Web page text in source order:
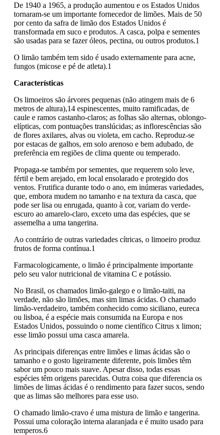
De 1940 a 1965, a produção aumentou e os Estados Unidos
tornaram-se um importante fornecedor de limões. Mais de 50
por cento da safra de limão dos Estados Unidos é
transformada em suco e produtos. A casca, polpa e sementes
são usadas para se fazer óleos, pectina, ou outros produtos.1
O limão também tem sido é usado externamente para acne,
fungos (micose e pé de atleta).1
Características
Os limoeiros são árvores pequenas (não atingem mais de 6
metros de altura),14 espinescentes, muito ramificadas, de
caule e ramos castanho-claros; as folhas são alternas, oblongo-
elípticas, com pontuações translúcidas; as inflorescências são
de flores axilares, alvas ou violeta, em cacho. Reproduz-se
por estacas de galhos, em solo arenoso e bem adubado, de
preferência em regiões de clima quente ou temperado.
Propaga-se também por sementes, que requerem solo leve,
fértil e bem arejado, em local ensolarado e protegido dos
ventos. Frutifica durante todo o ano, em inúmeras variedades,
que, embora mudem no tamanho e na textura da casca, que
pode ser lisa ou enrugada, quanto à cor, variam do verde-
escuro ao amarelo-claro, exceto uma das espécies, que se
assemelha a uma tangerina.
Ao contrário de outras variedades cítricas, o limoeiro produz
frutos de forma contínua.1
Farmacologicamente, o limão é principalmente importante
pelo seu valor nutricional de vitamina C e potássio.
No Brasil, os chamados limão-galego e o limão-taiti, na
verdade, não são limões, mas sim limas ácidas. O chamado
limão-verdadeiro, também conhecido como siciliano, eureca
ou lisboa, é a espécie mais consumida na Europa e nos
Estados Unidos, possuindo o nome científico Citrus x limon;
esse limão possui uma casca amarela.
As principais diferenças entre limões e limas ácidas são o
tamanho e o gosto ligeiramente diferente, pois limões têm
sabor um pouco mais suave. Apesar disso, todas essas
espécies têm origens parecidas. Outra coisa que diferencia os
limões de limas ácidas é o rendimento para fazer sucos, sendo
que as limas são melhores para esse uso.
O chamado limão-cravo é uma mistura de limão e tangerina.
Possui uma coloração interna alaranjada e é muito usado para
temperos.6